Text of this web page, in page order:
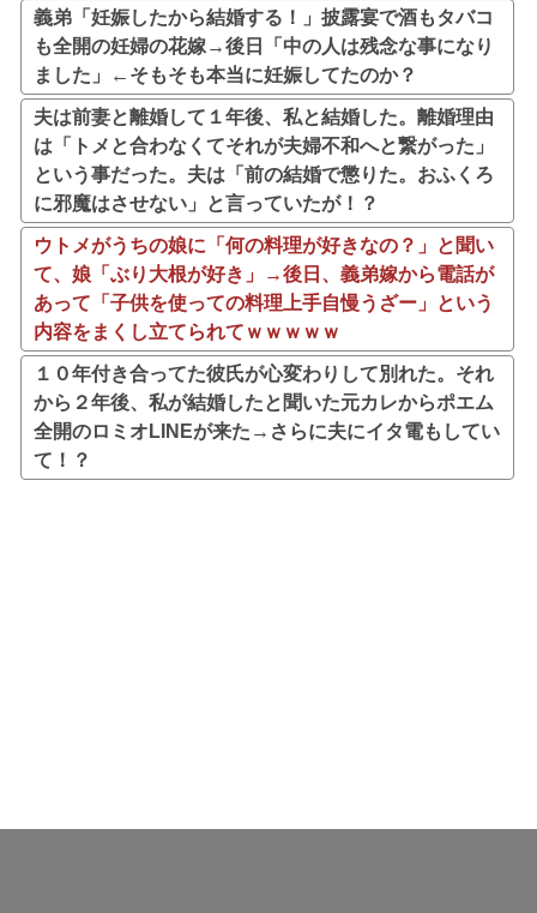
義弟「妊娠したから結婚する！」披露宴で酒もタバコ
も全開の妊婦の花嫁→後日「中の人は残念な事になり
ました」←そもそも本当に妊娠してたのか？
夫は前妻と離婚して１年後、私と結婚した。離婚理由
は「トメと合わなくてそれが夫婦不和へと繋がった」
という事だった。夫は「前の結婚で懲りた。おふくろ
に邪魔はさせない」と言っていたが！？
ウトメがうちの娘に「何の料理が好きなの？」と聞い
て、娘「ぶり大根が好き」→後日、義弟嫁から電話が
あって「子供を使っての料理上手自慢うざー」という
内容をまくし立てられてｗｗｗｗｗ
１０年付き合ってた彼氏が心変わりして別れた。それ
から２年後、私が結婚したと聞いた元カレからポエム
全開のロミオLINEが来た→さらに夫にイタ電もしてい
て！？